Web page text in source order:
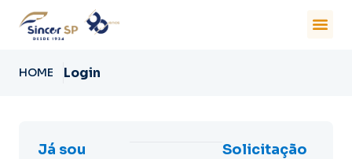
HOME Login
Já sou
Solicitação